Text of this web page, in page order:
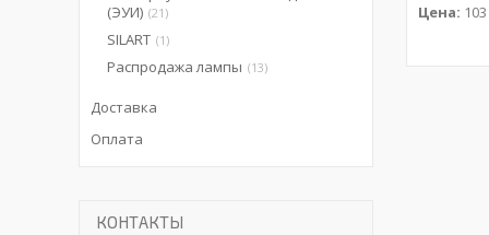
Цена:
(ЭУИ) 21
SILART 1
Распродажа лампы 13
Доставка
Оплата
КОНТАКТЫ